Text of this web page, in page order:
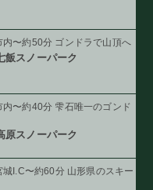
内〜約50分 ゴンドラで山頂へ
飯スノーパーク
内〜約40分 雫石唯一のゴンド
原スノーパーク
城I.C〜約60分 山形県のスキー